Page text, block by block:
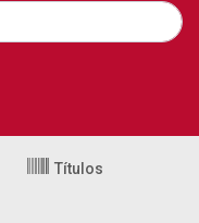
Títulos